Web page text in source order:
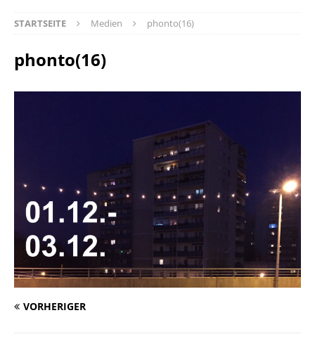
STARTSEITE Medien phonto(16)
phonto(16)
VORHERIGER